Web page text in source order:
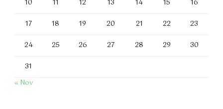
10 11 12 13 14 15 16
17 18 19 20 21 22 23
24 25 26 27 28 29 30
31
« Nov